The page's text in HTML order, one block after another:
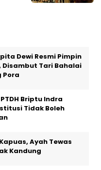
Dewi Resmi Pimpin
Disambut Tari Bahalai
Pora
Briptu Indra
Tidak Boleh
Ayah Tewas
Kandung